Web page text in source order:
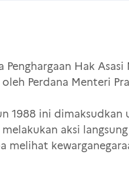
Hak Asasi
Perdana Menteri
1988 ini
aksi
melihat